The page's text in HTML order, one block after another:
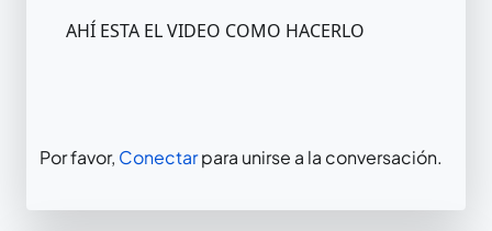
AHÍ ESTA EL VIDEO COMO HACERLO
Por favor, Conectarpara unirse a la conversación.